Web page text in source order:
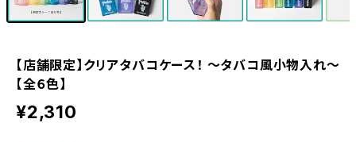
【店舗限定】クリアタバコケース！ ～タバコ風小物入れ～
【全６色】
¥2,310